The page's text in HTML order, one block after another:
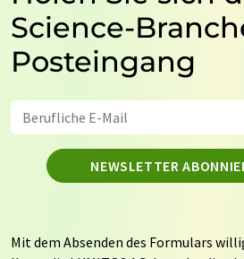
Science-
Posteingang
NEWSLETTER
Mit dem Absenden des Formulars